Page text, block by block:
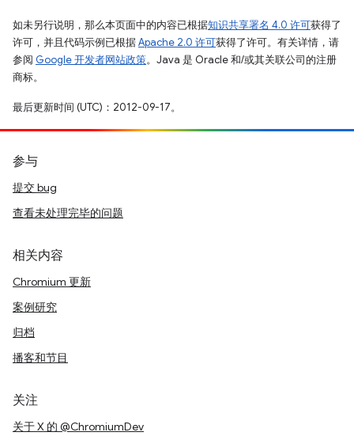
如未另行说明，那么本页面中的内容已根据知识共享署名 4.0 许可获得了
许可，并且代码示例已根据Apache 2.0 许可获得了许可。有关详情，请
参阅 Google 开发者网站政策。Java 是 Oracle 和/或其关联公司的注册
商标。
最后更新时间 (UTC)：2012-09-17。
参与
提交 bug
查看未处理完毕的问题
相关内容
Chromium 更新
案例研究
归档
播客和节目
关注
关于 X 的 @ChromiumDev